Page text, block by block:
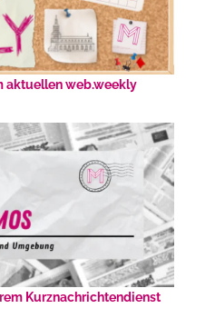
aktuellen web.weekly
Kurznachrichtendienst